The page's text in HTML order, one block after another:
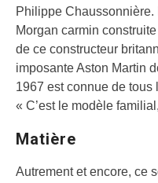
Philippe
Morgan carmin
de ce constructeur
imposante Aston Martin
1967 est connue de tous
« C’est le modèle
Matière
Autrement et encore, ce